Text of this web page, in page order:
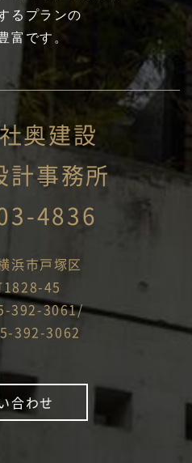
るプランの
富です。
奥建設
計事務所
4836
浜市戸塚区
1828-45
392-3061/
392-3062
合わせ